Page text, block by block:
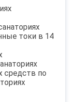
токи в 14
средств по